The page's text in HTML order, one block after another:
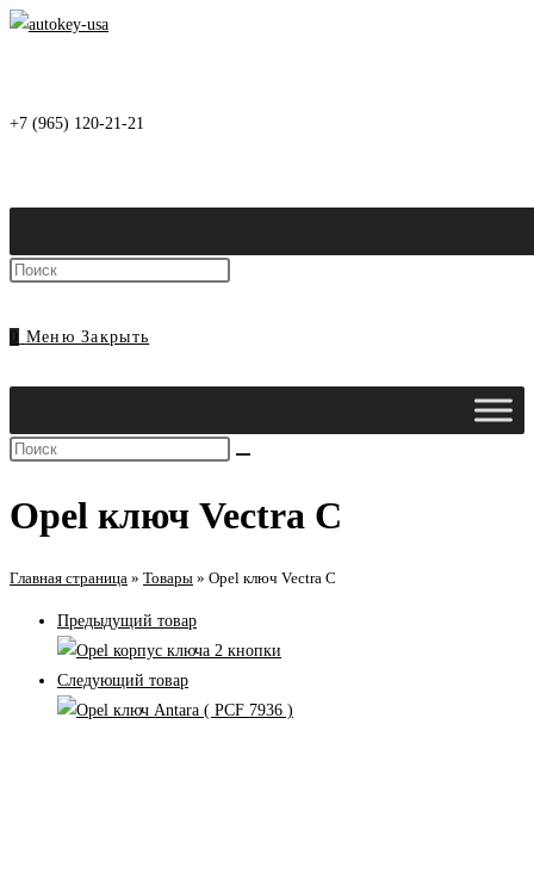
Перейти
+7 (965) 120-21-21
закрыть
0 Меню Закрыть
Поиск
сайте
Opel ключ Vectra C
Главная страница » Товары » Opel ключ Vectra C
Предыдущий товар
Следующий товар